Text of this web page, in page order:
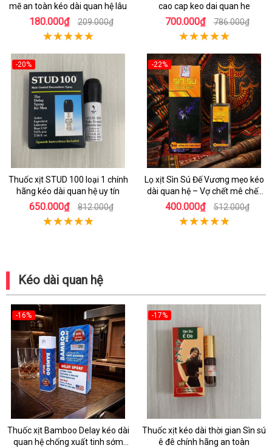
mẽ an toàn kéo dài quan hệ lâu
180.000₫ 209.000₫
cao cap keo dai quan he
700.000₫ 786.000₫
-20%
Thuốc xịt STUD 100 loại 1 chính
hãng kéo dài quan hệ uy tín
650.000₫ 812.000₫
-22%
Lọ xịt Sìn Sú Đế Vương mẹo kéo
dài quan hệ – Vợ chết mê chết
mệt
400.000₫ 512.000₫
Kéo dài quan hệ
-16%
Thuốc xịt Bamboo Delay kéo dài
quan hệ chống xuất tinh sớm
-17%
Thuốc xịt kéo dài thời gian Sìn sú
ê đê chính hãng an toàn